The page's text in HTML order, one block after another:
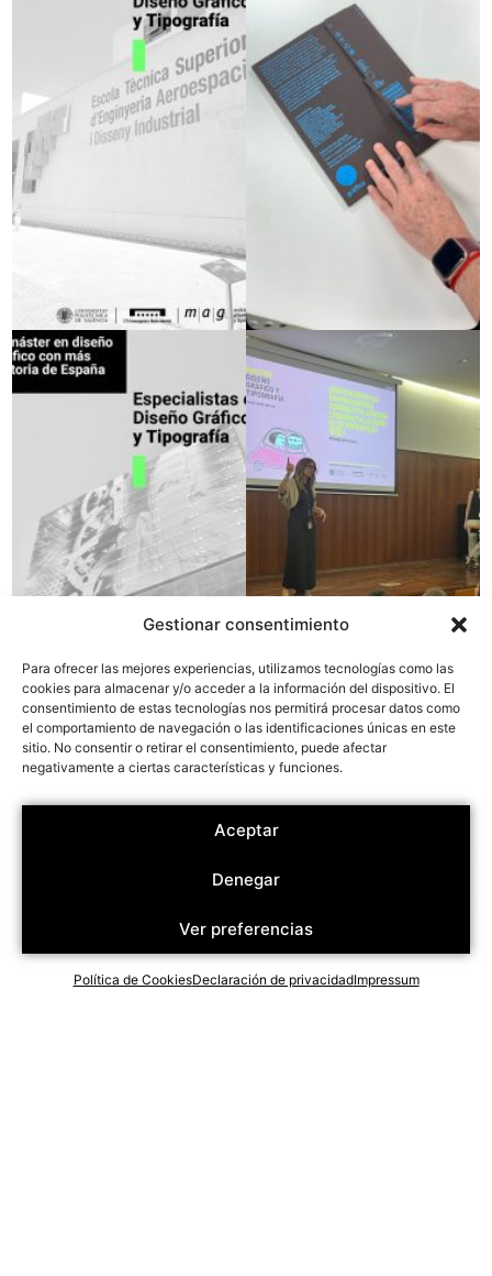
Gestionar consentimiento
Para ofrecer las mejores experiencias, utilizamos tecnologías como las
cookies para almacenar y/o acceder a la información del dispositivo. El
consentimiento de estas tecnologías nos permitirá procesar datos como
el comportamiento de navegación o las identificaciones únicas en este
sitio. No consentir o retirar el consentimiento, puede afectar
negativamente a ciertas características y funciones.
Aceptar
Denegar
Ver preferencias
Política de CookiesDeclaración de privacidadImpressum